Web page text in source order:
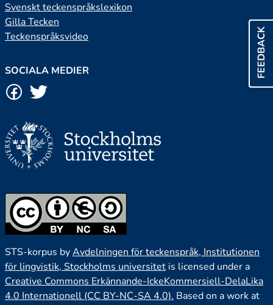
FEEDBACK
Svenskt teckenspråkslexikon
Gilla Tecken
Teckenspråksvideo
SOCIALA MEDIER
STS-korpus byAvdelningen för teckenspråk, Institutionen
för lingvistik, Stockholms universitet is licensed under a
Creative Commons Erkännande-IckeKommersiell-DelaLika
4.0 Internationell (CC BY-NC-SA 4.0). Based on a work at